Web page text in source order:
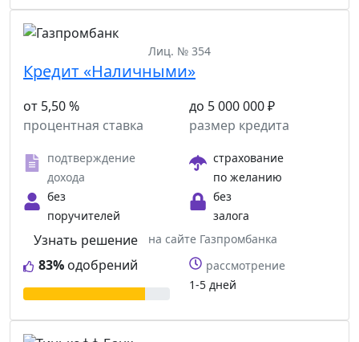
Лиц. № 354
Кредит «Наличными»
от 5,50 %
процентная ставка
до 5 000 000 ₽
размер кредита
подтверждение
дохода
страхование
по желанию
без
поручителей
без
залога
83% одобрений
Узнать решение
на сайте Газпромбанка
рассмотрение
1-5 дней